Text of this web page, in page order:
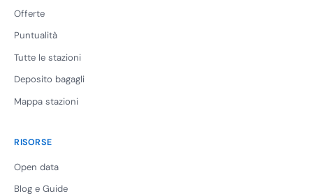
Offerte
Puntualità
Tutte le stazioni
Deposito bagagli
Mappa stazioni
RISORSE
Open data
Blog e Guide